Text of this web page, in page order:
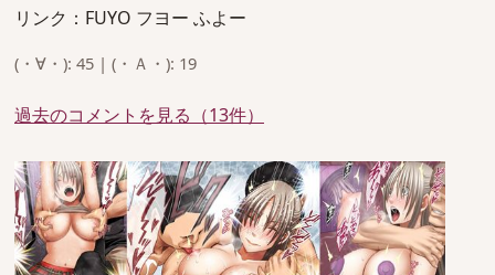
リンク：FUYO フヨー ふよー
(・∀・): 45 | (・Ａ・): 19
過去のコメントを見る（13件）